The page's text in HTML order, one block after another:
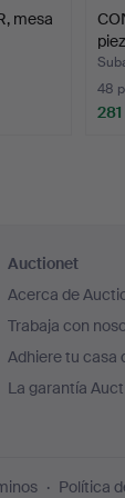
mesa
48
Auctionet
Acerca de
Trabaja con
Adhiere tu casa
La garantía
Política